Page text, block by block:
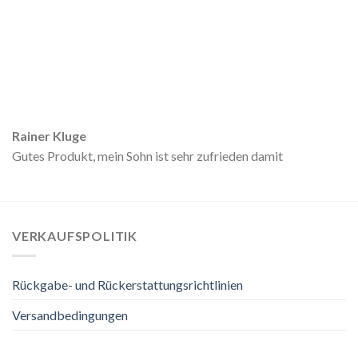
Rainer Kluge
Gutes Produkt, mein Sohn ist sehr zufrieden damit
VERKAUFSPOLITIK
Rückgabe- und Rückerstattungsrichtlinien
Versandbedingungen